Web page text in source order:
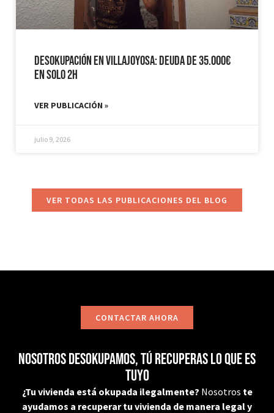
Desokupación en Villajoyosa: Deuda de 35.000€
en solo 2h
VER PUBLICACIÓN »
julio 9, 2026
VER TODAS LAS PUBLICACIONES DEL BLOG
CONTACTAR AHORA
Nosotros desokupamos, tú recuperas lo que es
tuyo
¿Tu vivienda está okupada ilegalmente? Nosotros te
ayudamos a recuperar tu vivienda de manera legal y